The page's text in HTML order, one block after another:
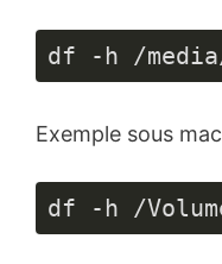
df -h /media/
Exemple sous
df -h /